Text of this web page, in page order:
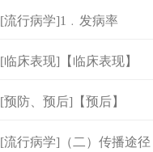
]
[流行病学]1﹒发病率
][临床表现]【临床表现】
]
[预防、预后]【预后】
]
[流行病学]（二）传播途径